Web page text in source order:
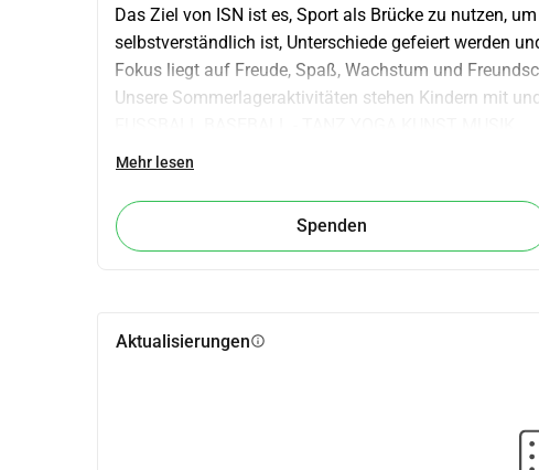
Das Ziel von ISN ist es, Sport als Brücke zu nutzen,
selbstverständlich ist, Unterschiede gefeiert werden
Fokus liegt auf Freude, Spaß, Wachstum und
Unsere Sommerlageraktivitäten stehen Kindern mit
13.-17. Juli 2026
www.inclusivesportsnetwork.com
Mehr lesen
Spenden
Aktualisierungeninfo